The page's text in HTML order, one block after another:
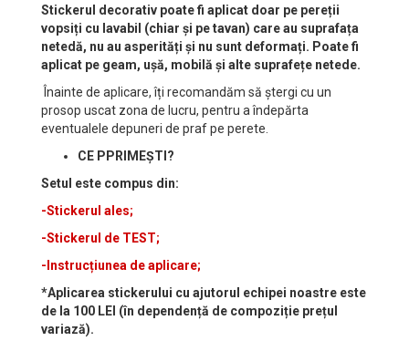
Stickerul decorativ poate fi aplicat doar pe pereții
vopsiți cu lavabil (chiar și pe tavan) care au suprafața
netedă, nu au asperități și nu sunt deformați. Poate fi
aplicat pe geam, ușă, mobilă și alte suprafețe netede.
Înainte de aplicare, îți recomandăm să ștergi cu un
prosop uscat zona de lucru, pentru a îndepărta
eventualele depuneri de praf pe perete.
CE PPRIMEȘTI?
Setul este compus din:
-Stickerul ales;
-Stickerul de TEST;
-Instrucțiunea de aplicare;
*Aplicarea stickerului cu ajutorul echipei noastre este
de la 100 LEI (în dependență de compoziție prețul
variază).